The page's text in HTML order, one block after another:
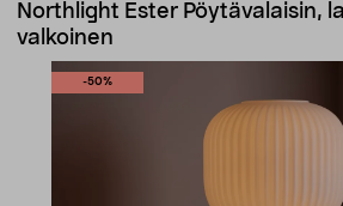
Northlight Ester Pöytävalaisin,
valkoinen
-50%